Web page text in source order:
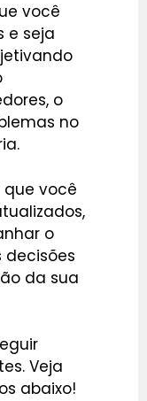
você
e seja
o
no
que você
o
da sua
Veja
abaixo!